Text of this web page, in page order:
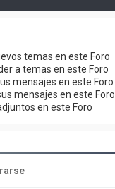
temas en este Foro
a temas en este Foro
mensajes en este Foro
mensajes en este Foro
en este Foro